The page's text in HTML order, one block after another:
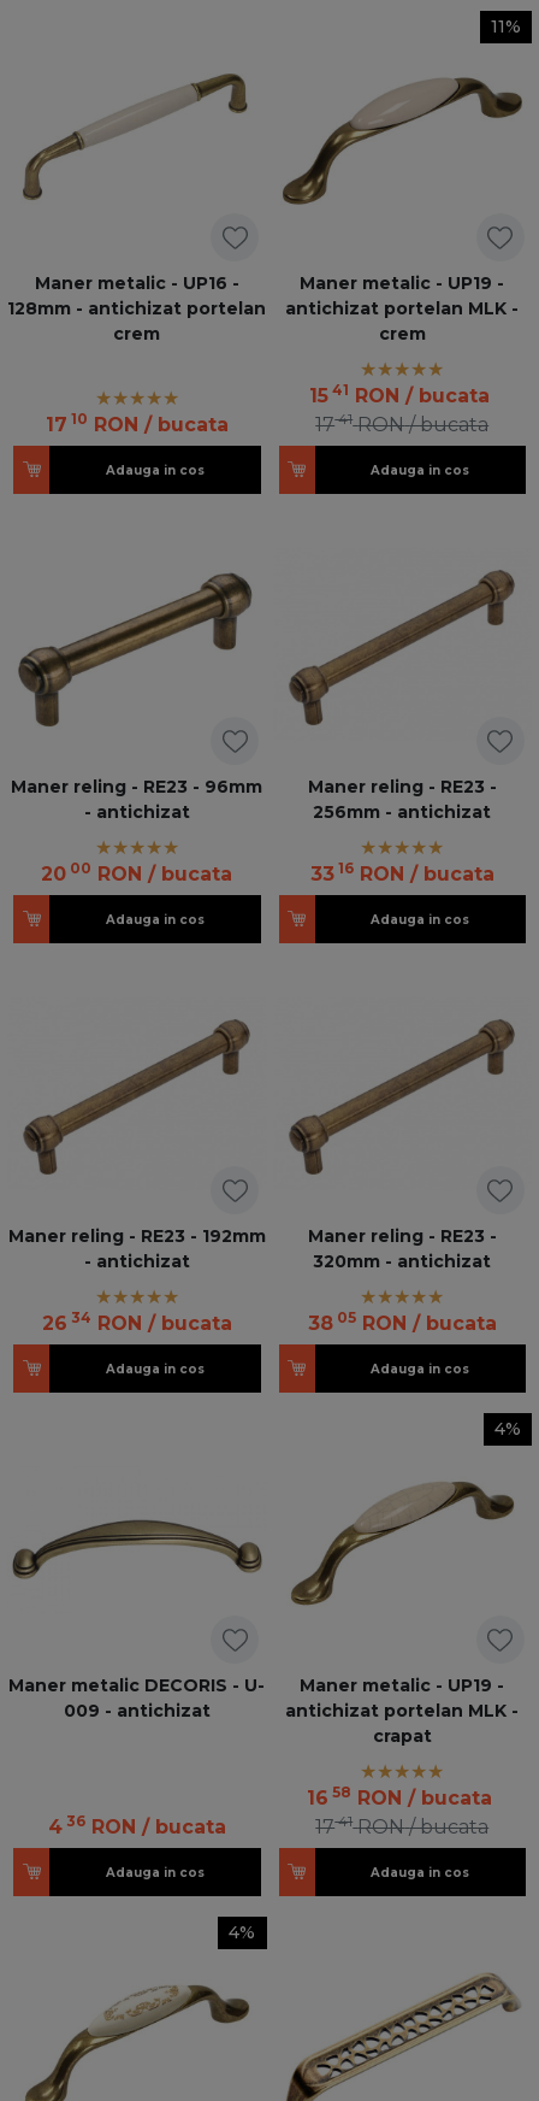
Maner metalic - UP16 -
128mm - antichizat portelan
crem
17 10 RON / bucata
Adauga in cos
11%
Maner metalic - UP19 -
antichizat portelan MLK -
crem
15 41 RON / bucata
1741 RON / bucata
Adauga in cos
Maner reling - RE23 - 96mm
- antichizat
20 00 RON / bucata
Adauga in cos
Maner reling - RE23 -
256mm - antichizat
33 16 RON / bucata
Adauga in cos
Maner reling - RE23 - 192mm
- antichizat
26 34 RON / bucata
Adauga in cos
Maner reling - RE23 -
320mm - antichizat
38 05 RON / bucata
Adauga in cos
Maner metalic DECORIS - U-
009 - antichizat
4 36 RON / bucata
Adauga in cos
4%
Maner metalic - UP19 -
antichizat portelan MLK -
crapat
16 58 RON / bucata
1741 RON / bucata
Adauga in cos
4%